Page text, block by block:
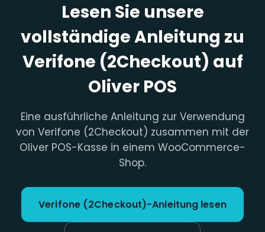
Lesen Sie unsere
vollständige Anleitung zu
Verifone (2Checkout) auf
Oliver POS
Eine ausführliche Anleitung zur Verwendung
von Verifone (2Checkout) zusammen mit der
Oliver POS-Kasse in einem WooCommerce-
Shop.
Verifone (2Checkout)-Anleitung lesen